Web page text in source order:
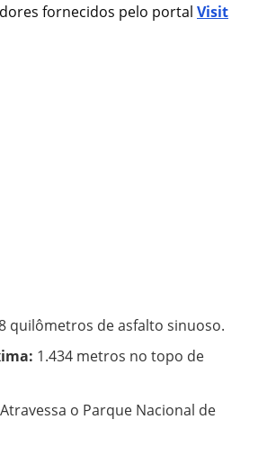
fornecidos pelo portal Visit
quilômetros de asfalto sinuoso.
1.434 metros no topo de
Atravessa o Parque Nacional de